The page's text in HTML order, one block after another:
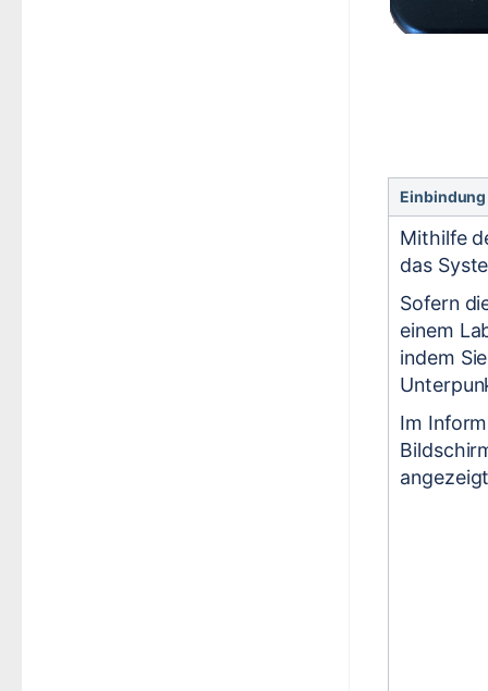
Einbindung
Mithilfe
das
Sofern
einem
indem
Im